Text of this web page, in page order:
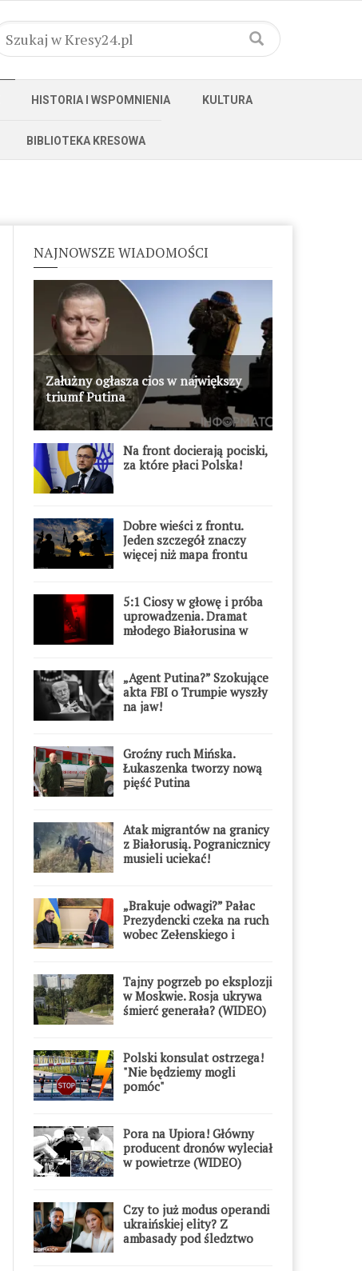
HISTORIA I WSPOMNIENIA KULTURA
BIBLIOTEKA KRESOWA
NAJNOWSZE WIADOMOŚCI
Załużny ogłasza cios w największy
triumf Putina
Na front docierają pociski,
za które płaci Polska!
Dobre wieści z frontu.
Jeden szczegół znaczy
więcej niż mapa frontu
5:1 Ciosy w głowę i próba
uprowadzenia. Dramat
młodego Białorusina w
„Agent Putina?” Szokujące
akta FBI o Trumpie wyszły
na jaw!
Groźny ruch Mińska.
Łukaszenka tworzy nową
pięść Putina
Atak migrantów na granicy
z Białorusią. Pogranicznicy
musieli uciekać!
„Brakuje odwagi?” Pałac
Prezydencki czeka na ruch
wobec Zełenskiego i
Tajny pogrzeb po eksplozji
w Moskwie. Rosja ukrywa
śmierć generała? (WIDEO)
Polski konsulat ostrzega!
"Nie będziemy mogli
pomóc"
Pora na Upiora! Główny
producent dronów wyleciał
w powietrze (WIDEO)
Czy to już modus operandi
ukraińskiej elity? Z
ambasady pod śledztwo